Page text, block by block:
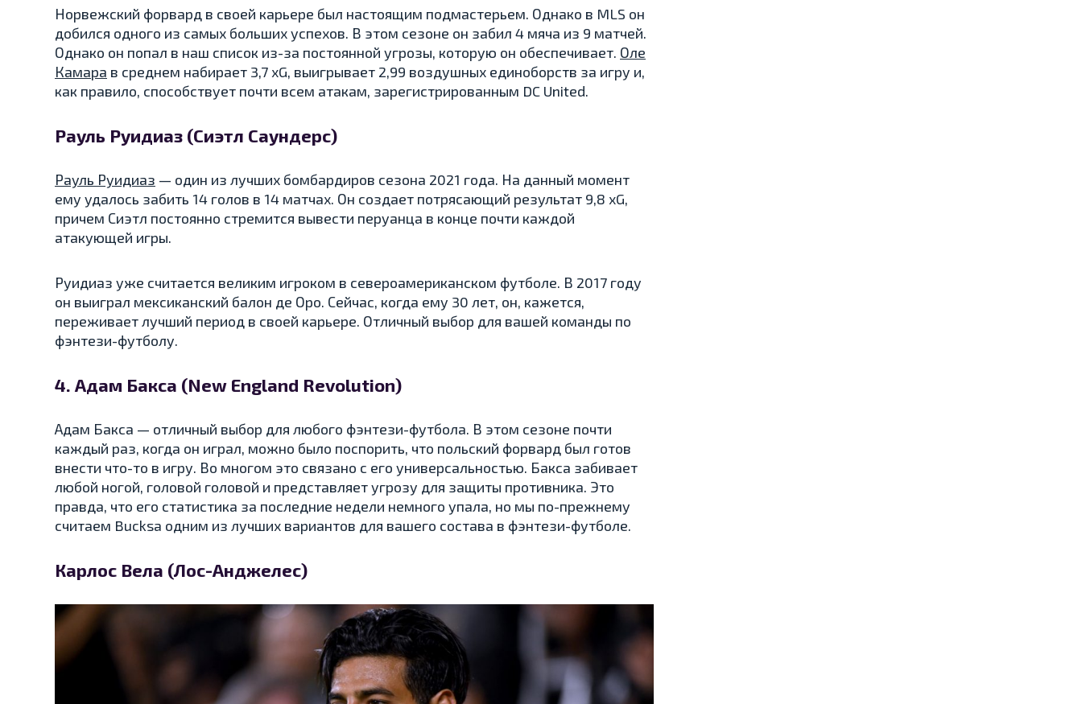
Норвежский форвард в своей карьере был настоящим подмастерьем. Однако в MLS он
добился одного из самых больших успехов. В этом сезоне он забил 4 мяча из 9 матчей.
Однако он попал в наш список из-за постоянной угрозы, которую он обеспечивает. Оле
Камара в среднем набирает 3,7 xG, выигрывает 2,99 воздушных единоборств за игру и,
как правило, способствует почти всем атакам, зарегистрированным DC United.
Рауль Руидиаз (Сиэтл Саундерс)
Рауль Руидиаз — один из лучших бомбардиров сезона 2021 года. На данный момент
ему удалось забить 14 голов в 14 матчах. Он создает потрясающий результат 9,8 xG,
причем Сиэтл постоянно стремится вывести перуанца в конце почти каждой
атакующей игры.
Руидиаз уже считается великим игроком в североамериканском футболе. В 2017 году
он выиграл мексиканский балон де Оро. Сейчас, когда ему 30 лет, он, кажется,
переживает лучший период в своей карьере. Отличный выбор для вашей команды по
фэнтези-футболу.
4. Адам Бакса (New England Revolution)
Адам Бакса — отличный выбор для любого фэнтези-футбола. В этом сезоне почти
каждый раз, когда он играл, можно было поспорить, что польский форвард был готов
внести что-то в игру. Во многом это связано с его универсальностью. Бакса забивает
любой ногой, головой головой и представляет угрозу для защиты противника. Это
правда, что его статистика за последние недели немного упала, но мы по-прежнему
считаем Bucksa одним из лучших вариантов для вашего состава в фэнтези-футболе.
Карлос Вела (Лос-Анджелес)